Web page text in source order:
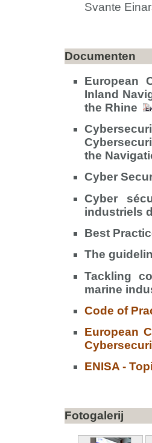
Svante
Documenten
European
Inland
the Rhine
the
Cyber
Cyber
industriels
Best
The
Tackling
marine
Code of
European
ENISA -
Fotogalerij